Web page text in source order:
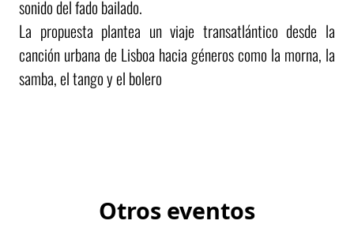
sonido del fado bailado.
La propuesta plantea un viaje transatlántico desde la
canción urbana de Lisboa hacia géneros como la morna, la
samba, el tango y el bolero
Otros eventos